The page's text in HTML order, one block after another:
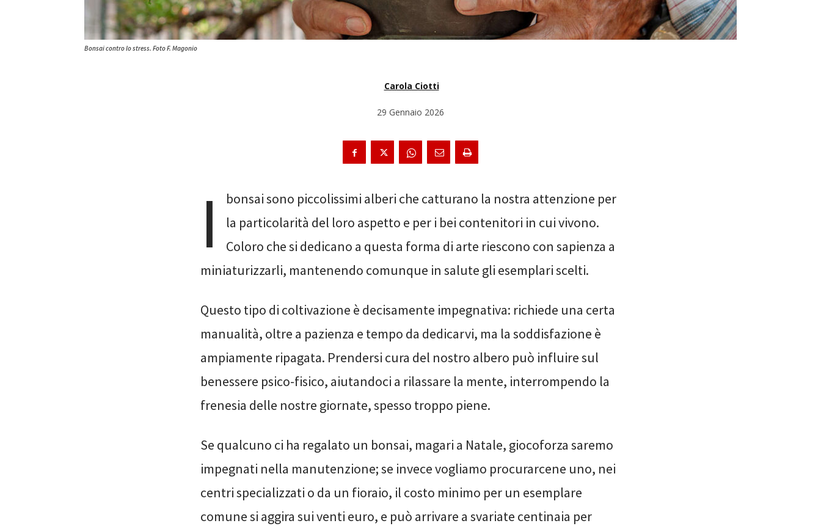
Bonsai contro lo stress. Foto F. Magonio
Carola Ciotti
29 Gennaio 2026
I
bonsai sono piccolissimi alberi che catturano la nostra attenzione per
la particolarità del loro aspetto e per i bei contenitori in cui vivono.
Coloro che si dedicano a questa forma di arte riescono con sapienza a
miniaturizzarli, mantenendo comunque in salute gli esemplari scelti.
Questo tipo di coltivazione è decisamente impegnativa: richiede una certa
manualità, oltre a pazienza e tempo da dedicarvi, ma la soddisfazione è
ampiamente ripagata. Prendersi cura del nostro albero può influire sul
benessere psico-fisico, aiutandoci a rilassare la mente, interrompendo la
frenesia delle nostre giornate, spesso troppo piene.
Se qualcuno ci ha regalato un bonsai, magari a Natale, giocoforza saremo
impegnati nella manutenzione; se invece vogliamo procurarcene uno, nei
centri specializzati o da un fioraio, il costo minimo per un esemplare
comune si aggira sui venti euro, e può arrivare a svariate centinaia per